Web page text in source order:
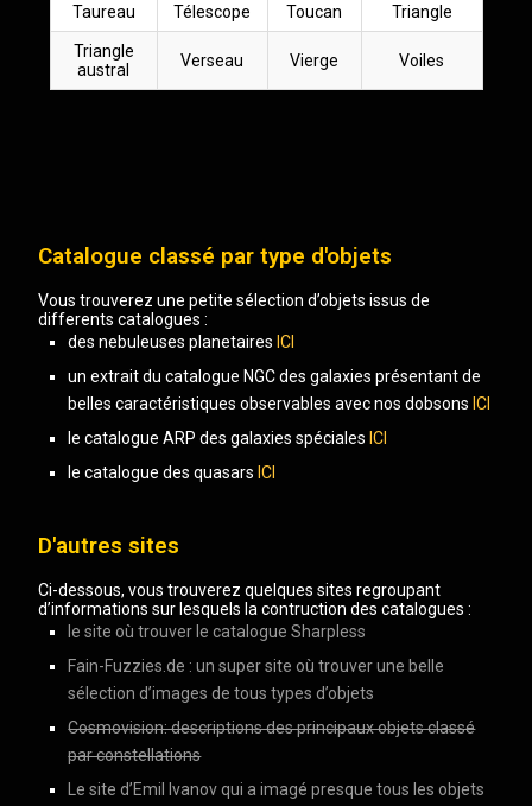
Taureau Télescope Toucan Triangle
Triangle
austral
Verseau Vierge Voiles
Catalogue classé par type d'objets
Vous trouverez une petite sélection d’objets issus de
differents catalogues :
des nebuleuses planetaires ICI
un extrait du catalogue NGC des galaxies présentant de
belles caractéristiques observables avec nos dobsons ICI
le catalogue ARP des galaxies spéciales ICI
le catalogue des quasars ICI
D'autres sites
Ci-dessous, vous trouverez quelques sites regroupant
d’informations sur lesquels la contruction des catalogues :
le site où trouver le catalogue Sharpless
Fain-Fuzzies.de : un super site où trouver une belle
sélection d’images de tous types d’objets
Cosmovision: descriptions des principaux objets classé
par constellations
Le site d’Emil Ivanov qui a imagé presque tous les objets